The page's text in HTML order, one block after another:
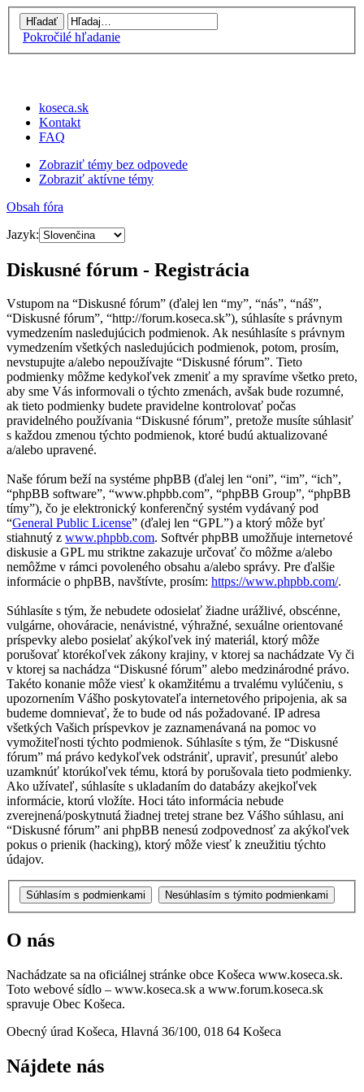
Pokročilé hľadanie
koseca.sk
Kontakt
FAQ
Zobraziť témy bez odpovede
Zobraziť aktívne témy
Obsah fóra
Jazyk:
Diskusné fórum - Registrácia
Vstupom na “Diskusné fórum” (ďalej len “my”, “nás”, “náš”,
“Diskusné fórum”, “http://forum.koseca.sk”), súhlasíte s právnym
vymedzením nasledujúcich podmienok. Ak nesúhlasíte s právnym
vymedzením všetkých nasledujúcich podmienok, potom, prosím,
nevstupujte a/alebo nepoužívajte “Diskusné fórum”. Tieto
podmienky môžme kedykoľvek zmeniť a my spravíme všetko preto,
aby sme Vás informovali o týchto zmenách, avšak bude rozumné,
ak tieto podmienky budete pravidelne kontrolovať počas
pravidelného používania “Diskusné fórum”, pretože musíte súhlasiť
s každou zmenou týchto podmienok, ktoré budú aktualizované
a/alebo upravené.
Naše fórum beží na systéme phpBB (ďalej len “oni”, “im”, “ich”,
“phpBB software”, “www.phpbb.com”, “phpBB Group”, “phpBB
tímy”), čo je elektronický konferenčný systém vydávaný pod
“General Public License” (ďalej len “GPL”) a ktorý môže byť
stiahnutý z www.phpbb.com. Softvér phpBB umožňuje internetové
diskusie a GPL mu striktne zakazuje určovať čo môžme a/alebo
nemôžme v rámci povoleného obsahu a/alebo správy. Pre ďalšie
informácie o phpBB, navštívte, prosím: https://www.phpbb.com/.
Súhlasíte s tým, že nebudete odosielať žiadne urážlivé, obscénne,
vulgárne, ohováracie, nenávistné, výhražné, sexuálne orientované
príspevky alebo posielať akýkoľvek iný materiál, ktorý môže
porušovať ktorékoľvek zákony krajiny, v ktorej sa nachádzate Vy či
v ktorej sa nachádza “Diskusné fórum” alebo medzinárodné právo.
Takéto konanie môže viesť k okamžitému a trvalému vylúčeniu, s
upozornením Vášho poskytovateľa internetového pripojenia, ak sa
budeme domnievať, že to bude od nás požadované. IP adresa
všetkých Vašich príspevkov je zaznamenávaná na pomoc vo
vymožiteľnosti týchto podmienok. Súhlasíte s tým, že “Diskusné
fórum” má právo kedykoľvek odstrániť, upraviť, presunúť alebo
uzamknúť ktorúkoľvek tému, ktorá by porušovala tieto podmienky.
Ako užívateľ, súhlasíte s ukladaním do databázy akejkoľvek
informácie, ktorú vložíte. Hoci táto informácia nebude
zverejnená/poskytnutá žiadnej tretej strane bez Vášho súhlasu, ani
“Diskusné fórum” ani phpBB nenesú zodpovednosť za akýkoľvek
pokus o prienik (hacking), ktorý môže viesť k zneužitiu týchto
údajov.
O nás
Nachádzate sa na oficiálnej stránke obce Košeca www.koseca.sk.
Toto webové sídlo – www.koseca.sk a www.forum.koseca.sk
spravuje Obec Košeca.
Obecný úrad Košeca, Hlavná 36/100, 018 64 Košeca
Nájdete nás